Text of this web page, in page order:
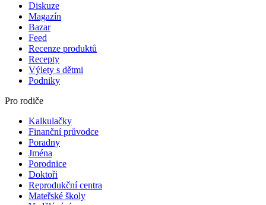
Diskuze
Magazín
Bazar
Feed
Recenze produktů
Recepty
Výlety s dětmi
Podniky
Pro rodiče
Kalkulačky
Finanční průvodce
Poradny
Jména
Porodnice
Doktoři
Reprodukční centra
Mateřské školy